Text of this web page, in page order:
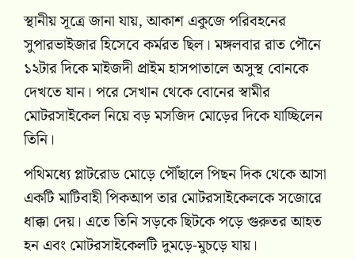
স্থানীয় সূত্রে জানা যায়, আকাশ একুজে পরিবহনের
সুপারভাইজার হিসেবে কর্মরত ছিল। মঙ্গলবার রাত পৌনে
১২টার দিকে মাইজদী প্রাইম হাসপাতালে অসুস্থ বোনকে
দেখতে যান। পরে সেখান থেকে বোনের স্বামীর
মোটরসাইকেল নিয়ে বড় মসজিদ মোড়ের দিকে যাচ্ছিলেন
তিনি।
পথিমধ্যে প্লাটরোড মোড়ে পৌঁছালে পিছন দিক থেকে আসা
একটি মাটিবাহী পিকআপ তার মোটরসাইকেলকে সজোরে
ধাক্কা দেয়। এতে তিনি সড়কে ছিটকে পড়ে গুরুতর আহত
হন এবং মোটরসাইকেলটি দুমড়ে-মুচড়ে যায়।